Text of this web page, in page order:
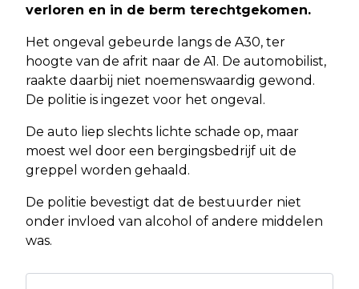
verloren en in de berm terechtgekomen.
Het ongeval gebeurde langs de A30, ter
hoogte van de afrit naar de A1. De automobilist,
raakte daarbij niet noemenswaardig gewond.
De politie is ingezet voor het ongeval.
De auto liep slechts lichte schade op, maar
moest wel door een bergingsbedrijf uit de
greppel worden gehaald.
De politie bevestigt dat de bestuurder niet
onder invloed van alcohol of andere middelen
was.